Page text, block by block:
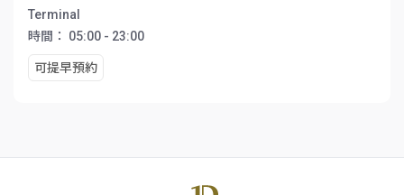
Terminal
時間：
05:00 - 23:00
可提早預約